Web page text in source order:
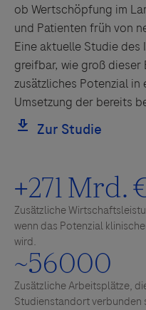
ob Wertschöpfung im
und Patienten früh von
Eine aktuelle Studie des
greifbar, wie groß
zusätzliches Potenzial in
Umsetzung der bereits
~56000
Zusätzliche Arbeitsplätze,
Studienstandort verbunden
+271Mrd.
Zusätzliche
wenn das Potenzial
wird.